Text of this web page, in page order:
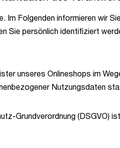
Folgenden informieren wir
Sie persönlich identifiziert
unseres Onlineshops im
Nutzungsdaten
Grundverordnung (DSGVO)